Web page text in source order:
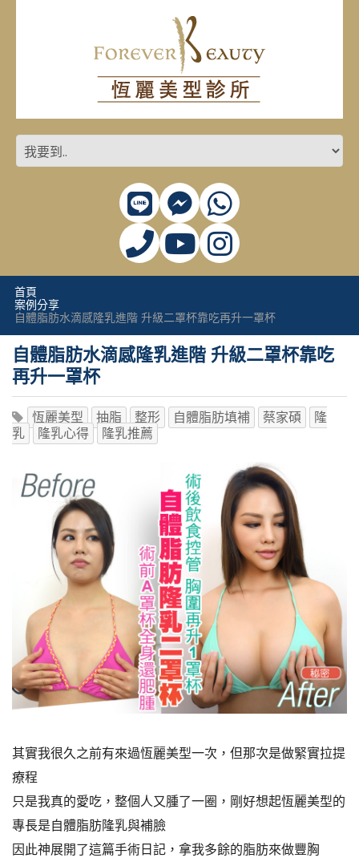
首頁
案例分享
自體脂肪水滴感隆乳進階 升級二罩杯靠吃再升一罩杯
自體脂肪水滴感隆乳進階 升級二罩杯靠吃
再升一罩杯
恆麗美型 抽脂 整形 自體脂肪填補 蔡家碩
隆
乳
隆乳心得 隆乳推薦
其實我很久之前有來過恆麗美型一次，但那次是做緊實拉提
療程
只是我真的愛吃，整個人又腫了一圈，剛好想起恆麗美型的
專長是自體脂肪隆乳與補臉
因此神展開了這篇手術日記，拿我多餘的脂肪來做豐胸